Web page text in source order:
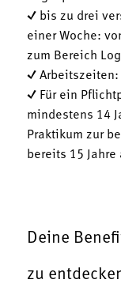
✓ bis zu drei
einer Woche:
zum Bereich
✓ Arbeitszeiten:
✓ Für ein
mindestens 14
Praktikum zur
bereits 15 Jahre
Deine
zu